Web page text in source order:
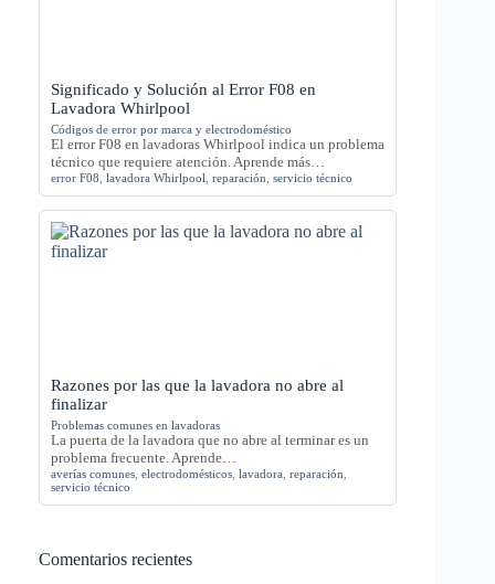
Significado y Solución al Error F08 en
Lavadora Whirlpool
Códigos de error por marca y electrodoméstico
El error F08 en lavadoras Whirlpool indica un problema
técnico que requiere atención. Aprende más…
error F08 lavadora Whirlpool reparación servicio técnico
Razones por las que la lavadora no abre al
finalizar
Problemas comunes en lavadoras
La puerta de la lavadora que no abre al terminar es un
problema frecuente. Aprende…
averías comunes electrodomésticos lavadora reparación
servicio técnico
Comentarios recientes